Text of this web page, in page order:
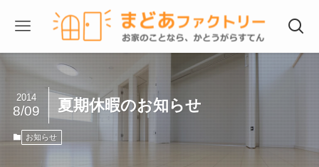
夏期休暇のお知らせ
2014
8/09
お知らせ